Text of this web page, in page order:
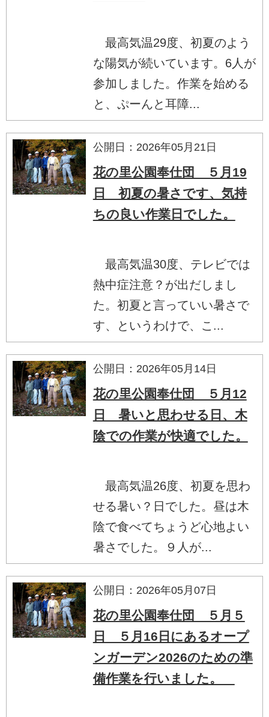
最高気温29度、初夏のよう
な陽気が続いています。6人が
参加しました。作業を始める
と、ぷーんと耳障...
公開日：2026年05月21日
花の里公園奉仕団 ５月19
日 初夏の暑さです、気持
ちの良い作業日でした。
最高気温30度、テレビでは
熱中症注意？が出だしまし
た。初夏と言っていい暑さで
す、というわけで、こ...
公開日：2026年05月14日
花の里公園奉仕団 ５月12
日 暑いと思わせる日、木
陰での作業が快適でした。
最高気温26度、初夏を思わ
せる暑い？日でした。昼は木
陰で食べてちょうど心地よい
暑さでした。９人が...
公開日：2026年05月07日
花の里公園奉仕団 ５月５
日 ５月16日にあるオープ
ンガーデン2026のための準
備作業を行いました。